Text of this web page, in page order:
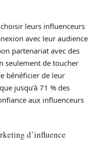
leurs influenceurs
avec leur audience
partenariat avec des
seulement de toucher
bénéficier de leur
jusqu’à 71 % des
aux influenceurs
d’influence